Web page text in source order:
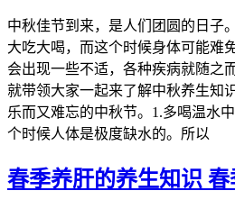
中秋佳节到来，是人们团圆的日子
大吃大喝，而这个时候身体可能难
会出现一些不适，各种疾病就随之
就带领大家一起来了解中秋养生知
乐而又难忘的中秋节。1.多喝温水
个时候人体是极度缺水的。所以
春季养肝的养生知识